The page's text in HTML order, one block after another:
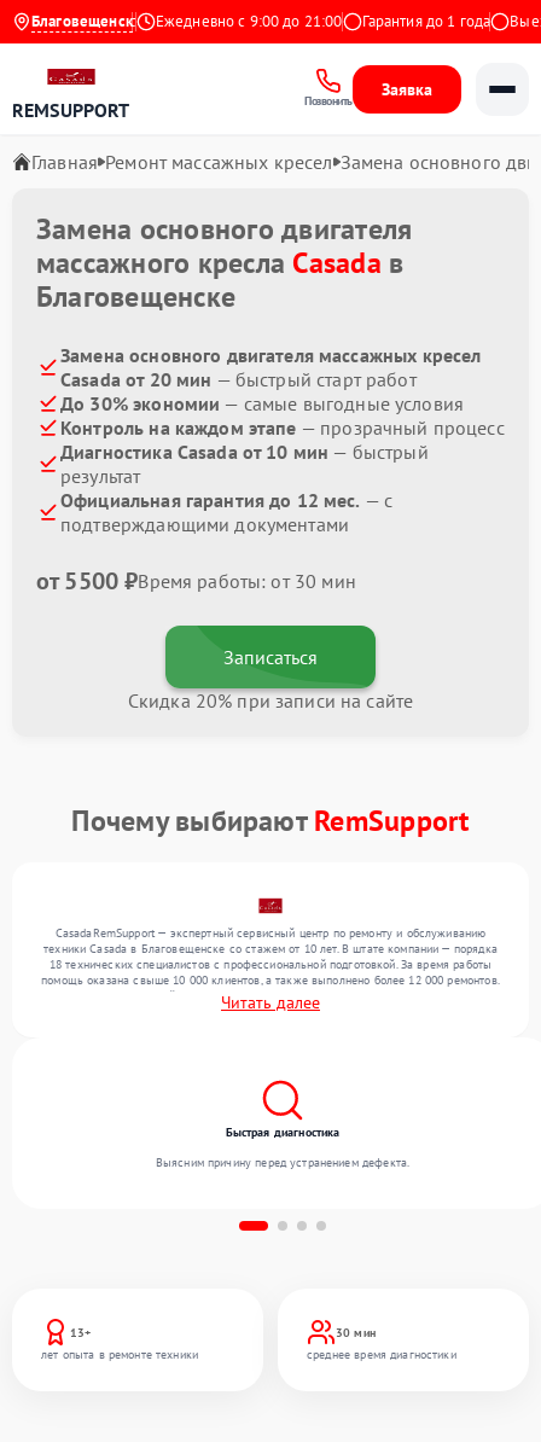
Благовещенск
4.9 на Яндекс Ежедневно с 9:00 до 21:00 Гарантия до 1 года Выезд
REMSUPPORT Позвонить
Заявка
Главная Ремонт массажных кресел Замена основного
Замена основного двигателя
массажного кресла Casada в
Благовещенске
Замена основного двигателя массажных кресел
Casada от 20 мин — быстрый старт работ
До 30% экономии — самые выгодные условия
Контроль на каждом этапе — прозрачный процесс
Диагностика Casada от 10 мин — быстрый
результат
Официальная гарантия до 12 мес. — с
подтверждающими документами
от 5500 ₽Время работы: от 30 мин
Записаться
Скидка 20% при записи на сайте
Почему выбираютRemSupport
CasadaRemSupport — экспертный сервисный центр по ремонту и обслуживанию
техники Casada в Благовещенске со стажем от 10 лет. В штате компании — порядка
18 технических специалистов с профессиональной подготовкой. За время работы
помощь оказана свыше 10 000 клиентов, а также выполнено более 12 000 ремонтов.
Ежемесячно в сервисный центр поступает свыше 300 единиц техники, включая , , . Мы
беремся за задачи любой сложности и предлагаем стабильный уровень сервиса
Читать далее
13+
лет опыта в ремонте техники
30 мин
среднее время диагностики
Быстрая диагностика
Выясним причину перед устранением дефекта.